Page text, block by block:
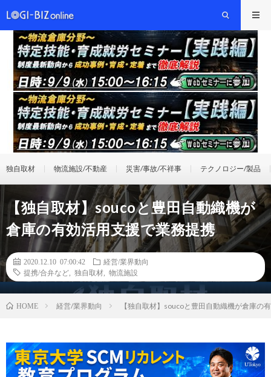
独自取材 物流施設/不動産 災害/事故/不祥事 テクノロジー/製品
【独自取材】soucoと豊田自動織機が
倉庫の有効活用支援で業務提携
2020.12.10 07:00:42
経営/業界動向
提携/合弁など
独自取材 物流施設
HOME 経営/業界動向 【独自取材】soucoと豊田自動織機が倉庫の